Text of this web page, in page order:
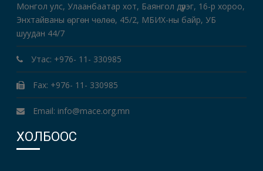
Монгол улс, Улаанбаатар хот, Баянгол дүүрэг, 16-р хороо,
Энхтайваны өргөн чөлөө, 45/2, МБИХ-ны байр, УБ
шуудан 44/7
Утас: +976- 11- 330985
Fax: +976- 11- 330985
Email: info@mace.org.mn
ХОЛБООС